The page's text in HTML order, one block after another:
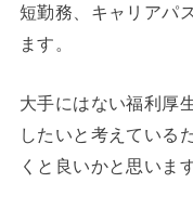
短勤務、キャリアパ
ます。
大手にはない福利厚
したいと考えている
くと良いかと思います